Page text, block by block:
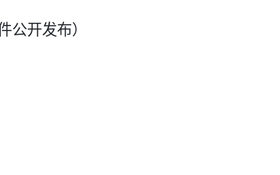
公开发布）